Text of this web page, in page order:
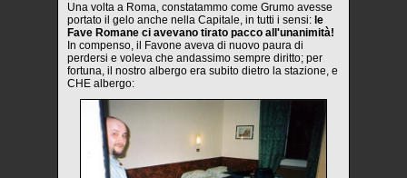
Una volta a Roma, constatammo come Grumo avesse
portato il gelo anche nella Capitale, in tutti i sensi: le
Fave Romane ci avevano tirato pacco all'unanimità!
In compenso, il Favone aveva di nuovo paura di
perdersi e voleva che andassimo sempre diritto; per
fortuna, il nostro albergo era subito dietro la stazione, e
CHE albergo: